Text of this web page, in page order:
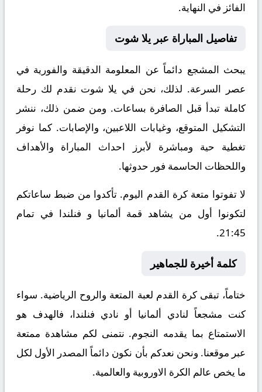
الفائز في النهاية.
تفاصيل المباراة عبر يلا شوت
يبحث المشجع دائماً عن المعلومة الدقيقة والفورية في
عصر السرعة. لذلك، نحن في يلا شوت نقدم لك رحلة
كاملة تبدأ قبل الصافرة بساعات. ومن ضمن ذلك، ننشر
التشكيل المتوقع، وغيابات اللاعبين، والإصابات. كما نوفر
تغطية حية ومباشرة لأبرز احداث المباراة والأهداف
واللحظات الحاسمة فور حدوثها.
لا تفوتوا متعة كرة القدم اليوم. تأكدوا من ضبط ساعاتكم
لتكونوا أول من يشاهد قمة ألمانيا و فنلندا في تمام
21:45.
كلمة أخيرة للجماهير
ختاماً، تبقى كرة القدم لعبة المتعة والروح الرياضية. سواء
كنت مشجعاً لنادي ألمانيا أو نادي فنلندا، فالهدف هو
الاستمتاع بما يقدمه النجوم. نتمنى لكم مشاهدة ممتعة
عبر موقعنا. ونحن نعدكم بأن نكون دائماً المصدر الأول لكل
ما يخص عالم الكرة الاوروبية والعالمية.